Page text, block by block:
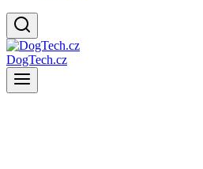
DogTech.cz